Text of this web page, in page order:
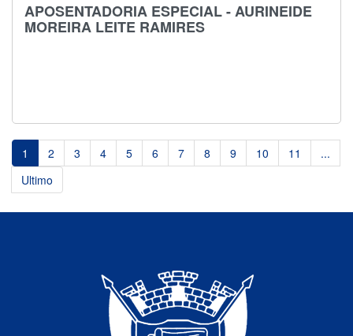
APOSENTADORIA ESPECIAL - AURINEIDE
MOREIRA LEITE RAMIRES
1 2 3 4 5 6 7 8 9 10 11
...
Ultimo